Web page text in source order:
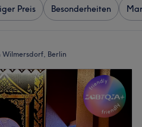
Preis Besonderheiten
Berlin